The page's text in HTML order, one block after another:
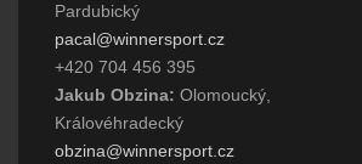
Pardubický
pacal@winnersport.cz
+420 704 456 395
Jakub Obzina: Olomoucký,
Královéhradecký
obzina@winnersport.cz